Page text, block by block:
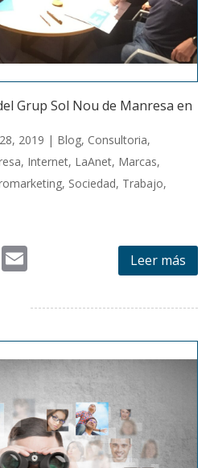
Grup Sol Nou de Manresa en
2019 | Blog, Consultoria,
, Internet, LaAnet, Marcas,
, Sociedad, Trabajo,
W
ai
l
Leer más